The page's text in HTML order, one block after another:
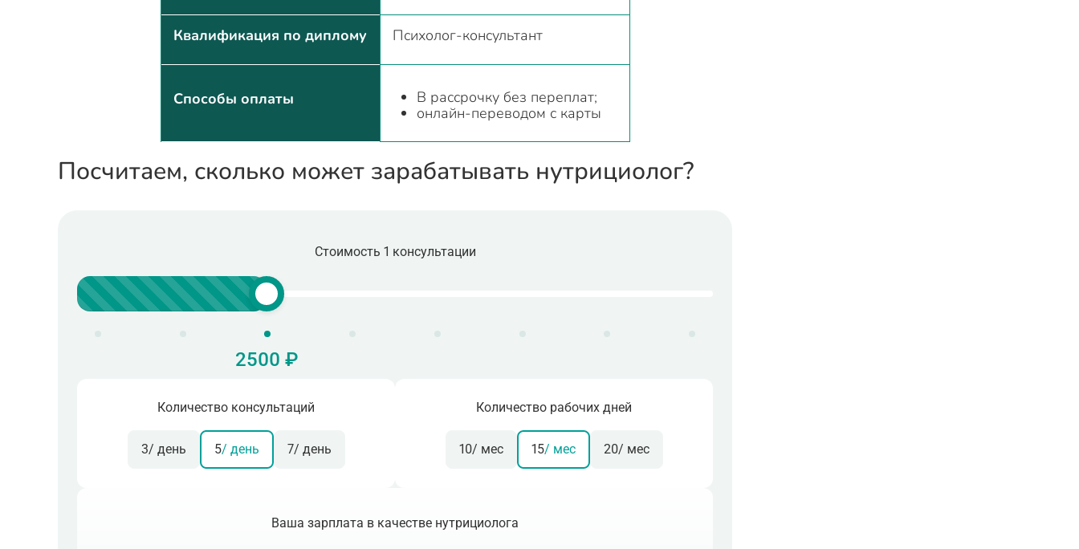
Квалификация по диплому Психолог-консультант
Способы оплаты
В рассрочку без переплат;
онлайн-переводом с карты
Посчитаем, сколько может зарабатывать нутрициолог?
Стоимость 1 консультации
2500 ₽
Количество консультаций
3/ день 5/ день 7/ день
Количество рабочих дней
10/ мес 15/ мес 20/ мес
Ваша зарплата в качестве нутрициолога